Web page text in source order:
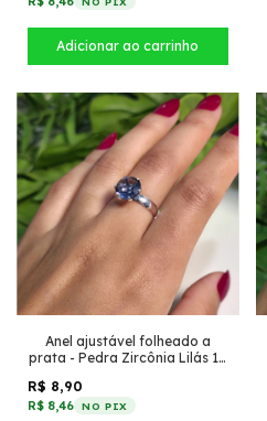
Anel ajustável folheado a
prata - Pedra Zircônia Lilás 10
R$ 8,90
R$ 8,46 NO PIX